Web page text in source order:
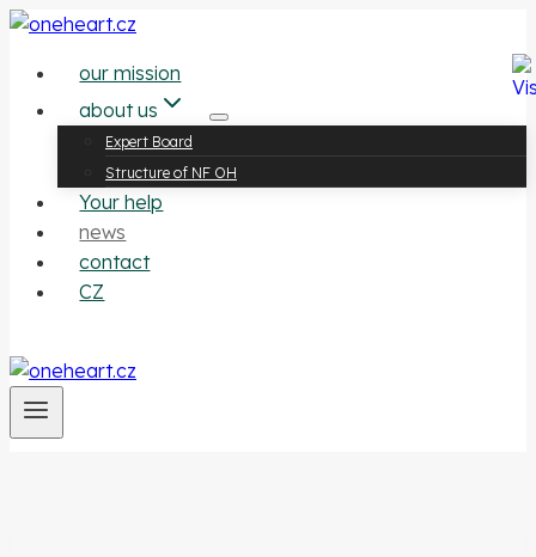
Přeskočit
obsah
our mission
about us
Expert Board
Structure of NF OH
Your help
news
contact
CZ